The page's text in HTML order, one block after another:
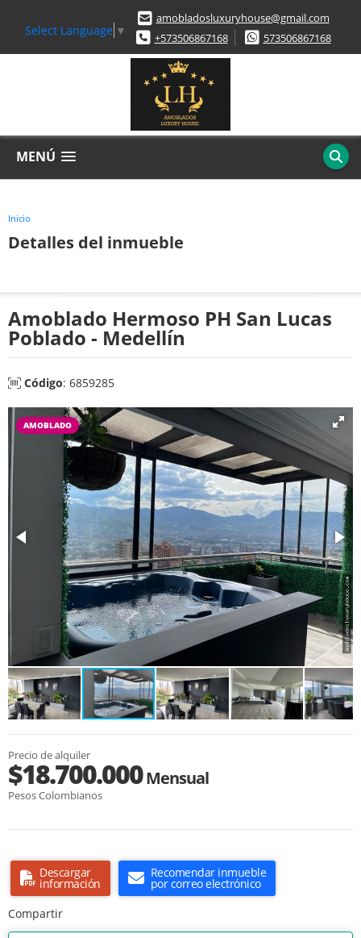
Select Language ▼
amobladosluxuryhouse@gmail.com
+573506867168
573506867168
MENÚ
Inicio
Detalles del inmueble
Amoblado Hermoso PH San Lucas
Poblado - Medellín
Código: 6859285
AMOBLADO
Precio de alquiler
$18.700.000Mensual
Pesos Colombianos
Descargar
información
Recomendar inmueble
por correo electrónico
Compartir